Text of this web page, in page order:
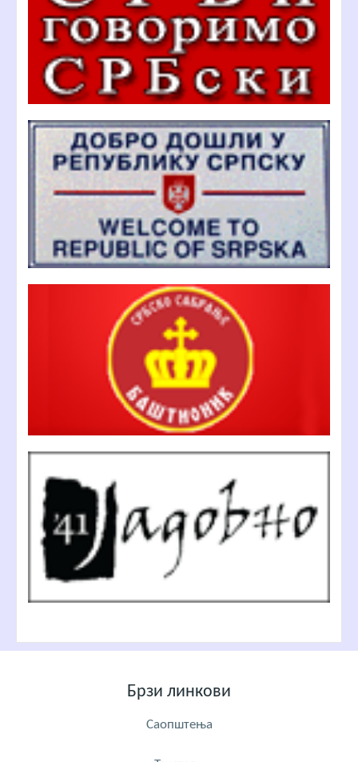
Брзи линкови
Саопштења